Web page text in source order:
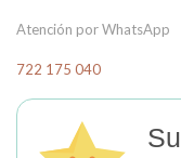
elegir
Atención por WhatsApp
722 175 040